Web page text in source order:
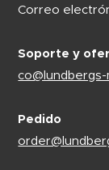
Correo
Soporte y
Pedido